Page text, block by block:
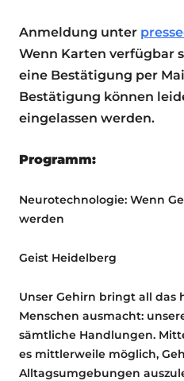
Anmeldung unter
Wenn Karten verfügbar
eine Bestätigung per
Bestätigung können
eingelassen werden.
Programm:
Neurotechnologie: Wenn
werden
Geist Heidelberg
Unser Gehirn bringt all das
Menschen ausmacht:
sämtliche Handlungen.
es mittlerweile möglich,
Alltagsumgebungen